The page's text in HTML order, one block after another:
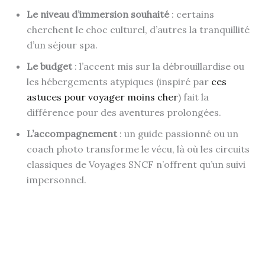
Le niveau d’immersion souhaité: certains
cherchent le choc culturel, d’autres la tranquillité
d’un séjour spa.
Le budget: l’accent mis sur la débrouillardise ou
les hébergements atypiques (inspiré par ces
astuces pour voyager moins cher) fait la
différence pour des aventures prolongées.
L’accompagnement: un guide passionné ou un
coach photo transforme le vécu, là où les circuits
classiques de Voyages SNCF n’offrent qu’un suivi
impersonnel.